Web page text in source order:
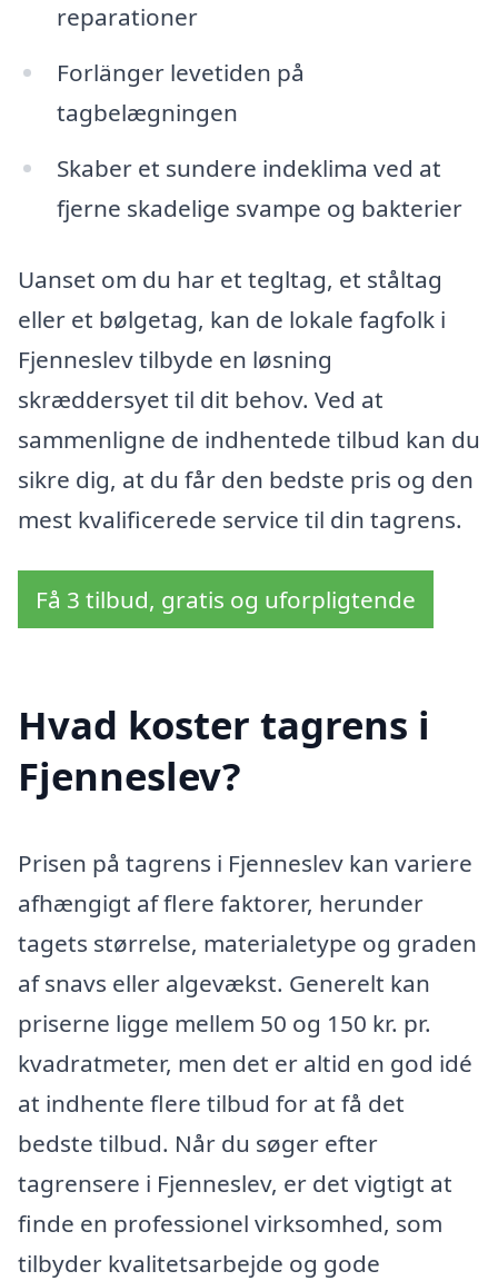
reparationer
Forlänger levetiden på
tagbelægningen
Skaber et sundere indeklima ved at
fjerne skadelige svampe og bakterier
Uanset om du har et tegltag, et ståltag
eller et bølgetag, kan de lokale fagfolk i
Fjenneslev tilbyde en løsning
skræddersyet til dit behov. Ved at
sammenligne de indhentede tilbud kan du
sikre dig, at du får den bedste pris og den
mest kvalificerede service til din tagrens.
Få 3 tilbud, gratis og uforpligtende
Hvad koster tagrens i
Fjenneslev?
Prisen på tagrens i Fjenneslev kan variere
afhængigt af flere faktorer, herunder
tagets størrelse, materialetype og graden
af snavs eller algevækst. Generelt kan
priserne ligge mellem 50 og 150 kr. pr.
kvadratmeter, men det er altid en god idé
at indhente flere tilbud for at få det
bedste tilbud. Når du søger efter
tagrensere i Fjenneslev, er det vigtigt at
finde en professionel virksomhed, som
tilbyder kvalitetsarbejde og gode